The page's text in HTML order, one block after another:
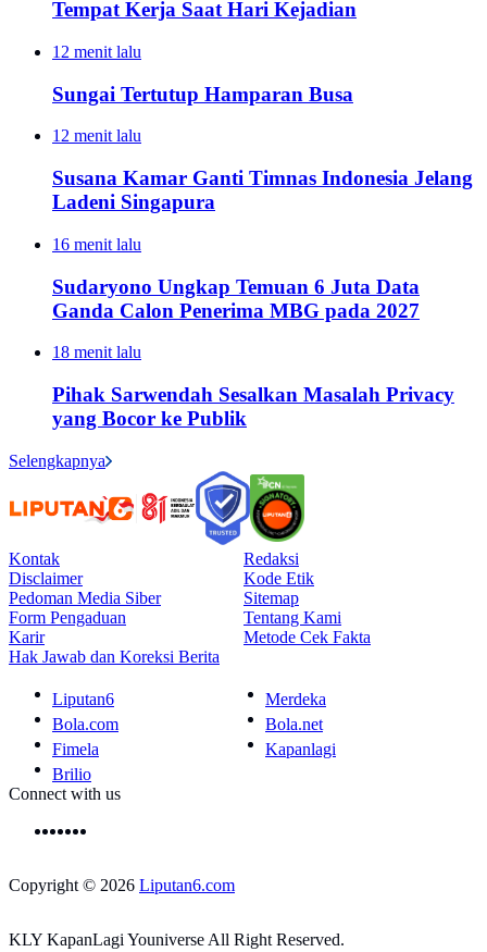
Tempat Kerja Saat Hari Kejadian
12 menit lalu
Sungai Tertutup Hamparan Busa
12 menit lalu
Susana Kamar Ganti Timnas Indonesia Jelang
Ladeni Singapura
16 menit lalu
Sudaryono Ungkap Temuan 6 Juta Data
Ganda Calon Penerima MBG pada 2027
18 menit lalu
Pihak Sarwendah Sesalkan Masalah Privacy
yang Bocor ke Publik
Selengkapnya
Kontak
Redaksi
Disclaimer
Kode Etik
Pedoman Media Siber
Sitemap
Form Pengaduan
Tentang Kami
Karir
Metode Cek Fakta
Hak Jawab dan Koreksi Berita
Liputan6
Merdeka
Bola.com
Bola.net
Fimela
Kapanlagi
Brilio
Connect with us
Copyright © 2026 Liputan6.com
KLY KapanLagi Youniverse All Right Reserved.